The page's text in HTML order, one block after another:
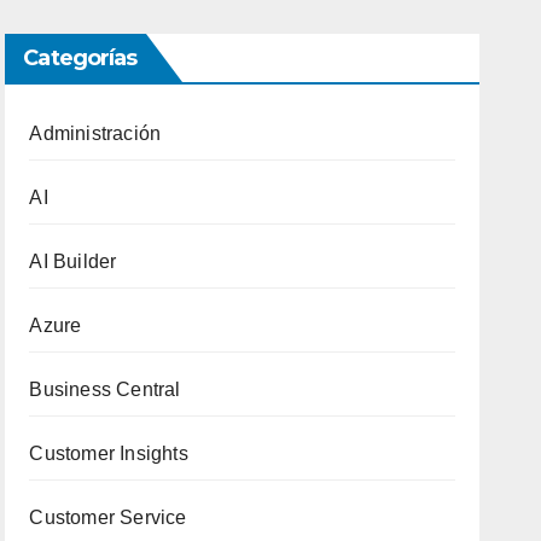
Categorías
Administración
AI
AI Builder
Azure
Business Central
Customer Insights
Customer Service